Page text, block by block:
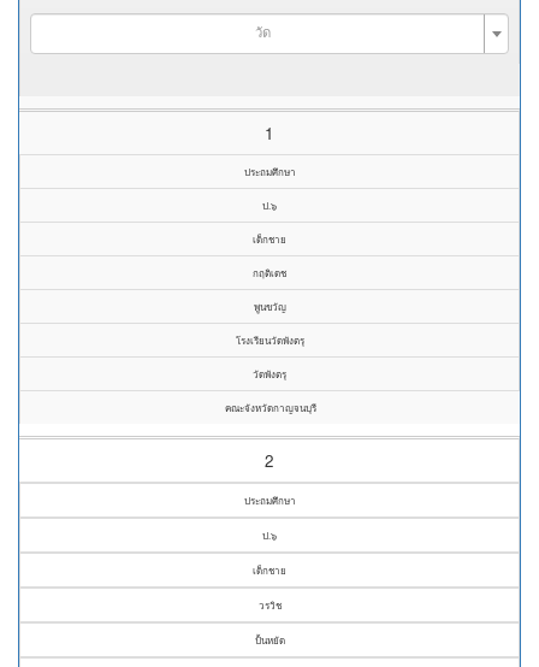
วัด
1
ประถมศึกษา
ป.๖
เด็กชาย
กฤติเดช
พูนขวัญ
โรงเรียนวัดพังตรุ
วัดพังตรุ
คณะจังหวัดกาญจนบุรี
2
ประถมศึกษา
ป.๖
เด็กชาย
วรวิช
ปั้นหยัด